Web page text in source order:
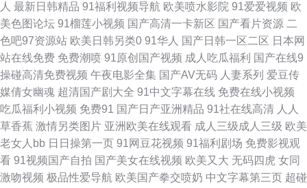
网 97人人干 九七人人操 午夜福利福利物业 91视频网站免费看 国产在线二区
91免费在线视频观看 精东福利电影 色色的网 av人人干 久久六视频 亚洲综合
小说网 91小视 久久精品国产露脸 一本道夜夜干 大香蕉伊人亚洲 手机看片福
利盒子 国产精品永久 四虎av网 91美女国产 超碰久肏在线 亚州色另类 91大
神合集在线 91亚洲情侣偷拍久久 免费91 91视频网站在线看 美女抠逼视频
人 最新日韩精品 91福利视频导航 欧美喷水影院 91爱爱视频 欧
美色图论坛 91榴莲小视频 国产高清一卡新区 国产看片资源 二
色吧97资源站 欧美日韩另类0 91华人 国产日韩一区二区 日本网
站在线免费 免费潮喷 91原创国产视频 成人吃瓜福利 国产在线9
操碰高清免费视频 午夜电影全集 国产AV无码 人妻系列 爱豆传
媒倩女幽魂 超清国产剧大全 91中文字幕在线 免费在线小视频
吃瓜福利小视频 免费91 国产日产亚洲精品 91社在线高清 人人
草香蕉 激情另类图片 亚洲欧美在线观看 成人三级成人三级 欧美
老女人bb 日日操第一页 91网豆花视频 91福利剧场 免费影视观
看 91视频国产自拍 国产美女在线视频 欧美又大 无码四虎 女同
激吻视频 极品性爱导航 欧美国产拳交喷奶 中文字幕第三页 超碰